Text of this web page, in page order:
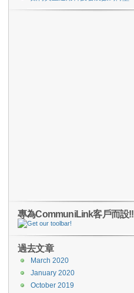
專為CommuniLink客戶而設!!
過去文章
March 2020
January 2020
October 2019